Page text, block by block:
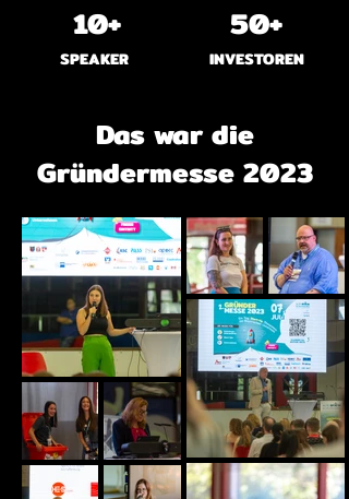
10+ 50+
SPEAKER INVESTOREN
Das war die
Gründermesse 2023